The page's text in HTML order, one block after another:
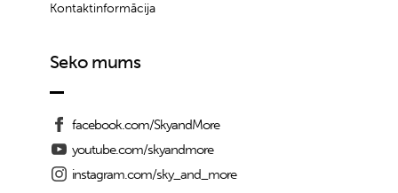
Kontaktinformācija
Seko mums
facebook.com/SkyandMore
youtube.com/skyandmore
instagram.com/sky_and_more